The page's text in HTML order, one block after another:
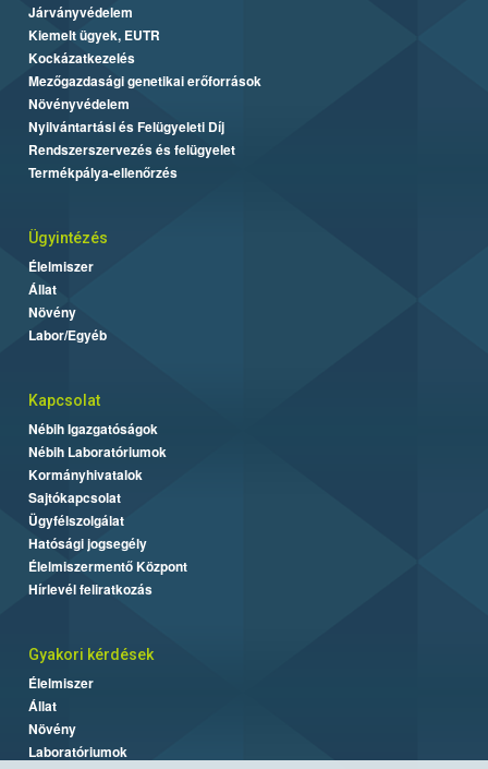
Járványvédelem
Kiemelt ügyek, EUTR
Kockázatkezelés
Mezőgazdasági genetikai erőforrások
Növényvédelem
Nyilvántartási és Felügyeleti Díj
Rendszerszervezés és felügyelet
Termékpálya-ellenőrzés
Ügyintézés
Élelmiszer
Állat
Növény
Labor/Egyéb
Kapcsolat
Nébih Igazgatóságok
Nébih Laboratóriumok
Kormányhivatalok
Sajtókapcsolat
Ügyfélszolgálat
Hatósági jogsegély
Élelmiszermentő Központ
Hírlevél feliratkozás
Gyakori kérdések
Élelmiszer
Állat
Növény
Laboratóriumok